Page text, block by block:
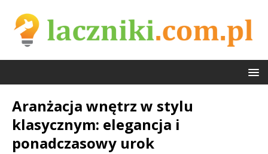
Aranżacja wnętrz w stylu
klasycznym: elegancja i
ponadczasowy urok